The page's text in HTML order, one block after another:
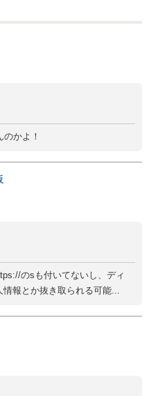
かよ！
のsも付いてないし、ディ
報とか抜き取られる可能...